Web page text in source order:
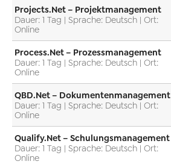
Projects.Net – Projektmanagement
Dauer: 1 Tag | Sprache: Deutsch | Ort:
Online
Process.Net – Prozessmanagement
Dauer: 1 Tag | Sprache: Deutsch | Ort:
Online
QBD.Net – Dokumentenmanagement
Dauer: 1 Tag | Sprache: Deutsch | Ort:
Online
Qualify.Net – Schulungsmanagement
Dauer: 1 Tag | Sprache: Deutsch | Ort:
Online